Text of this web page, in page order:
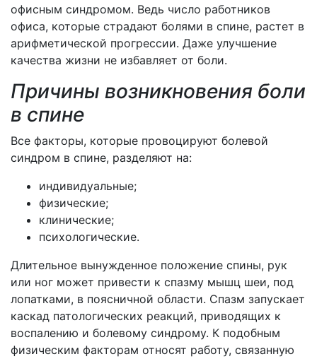
офисным синдромом. Ведь число работников
офиса, которые страдают болями в спине, растет в
арифметической прогрессии. Даже улучшение
качества жизни не избавляет от боли.
Причины возникновения боли
в спине
Все факторы, которые провоцируют болевой
синдром в спине, разделяют на:
индивидуальные;
физические;
клинические;
психологические.
Длительное вынужденное положение спины, рук
или ног может привести к спазму мышц шеи, под
лопатками, в поясничной области. Спазм запускает
каскад патологических реакций, приводящих к
воспалению и болевому синдрому. К подобным
физическим факторам относят работу, связанную